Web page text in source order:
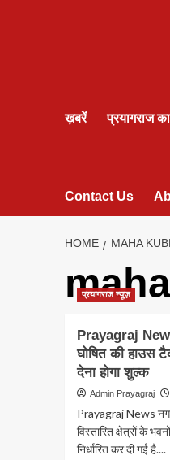
ख़बरें प्रयागराज
Contact Us
HOME MAHA
प्रयागराज न्यूज़
Prayagraj
घोषित की हाउस
देना होगा शुल्क
Admin Prayagraj
Prayagraj News
विस्तारित क्षेत्रों के
निर्धारित कर दी गई है....